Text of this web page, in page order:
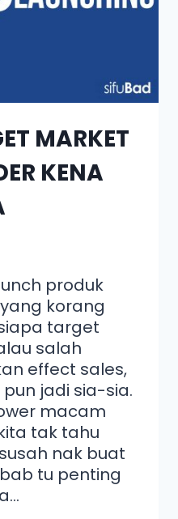
MARKET
KENA
produk
korang
target
salah
effect sales,
jadi sia-sia.
macam
tak tahu
nak buat
tu penting